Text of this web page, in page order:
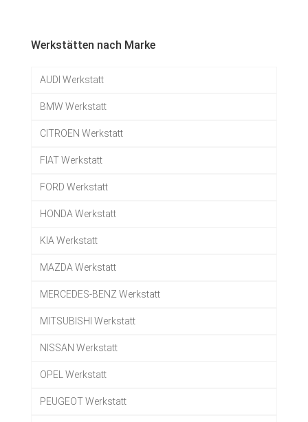
Werkstätten nach Marke
AUDI Werkstatt
BMW Werkstatt
CITROEN Werkstatt
FIAT Werkstatt
FORD Werkstatt
HONDA Werkstatt
KIA Werkstatt
MAZDA Werkstatt
MERCEDES-BENZ Werkstatt
MITSUBISHI Werkstatt
NISSAN Werkstatt
OPEL Werkstatt
PEUGEOT Werkstatt